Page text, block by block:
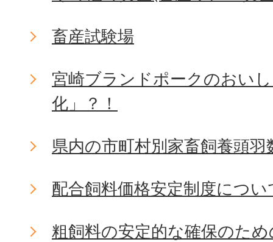
畜産試験場
宮崎ブランドポークのおい
化」？！
県内の市町村別家畜飼養頭
配合飼料価格安定制度につい
粗飼料の安定的な確保のた